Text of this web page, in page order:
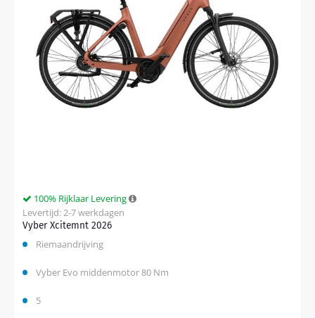
Vyber Xcitemnt 2026
100% Rijklaar Levering
Levertijd: 2-7 werkdagen
Riemaandrijving
Vyber Evo middenmotor 80 Nm
5